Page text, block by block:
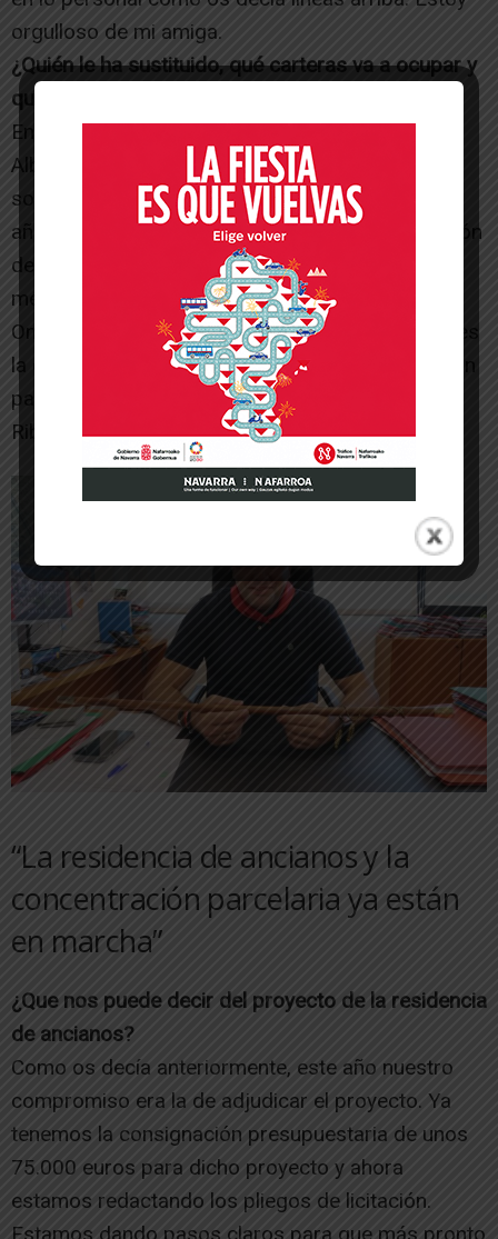
orgulloso de mi amiga.
¿Quién le ha sustituido, qué carteras va a ocupar y
qué destacaría de este nuevo concejal?
En el puesto 10 de la lista nos acompañaba
Alberto Orta, compañero de la agrupación
socialista de Ribaforada desde hace ya muchos
años y que esta vez ha tenido las ganas y la ilusión
de tomar posesión como concejal. Alberto es
médico, concretamente especializado en
Oncología Medica y por supuesto su concejalía es
la de salud. Tiene ganas, proyecto y mucha ilusión
para mejorar los servicios sanitarios en
Ribaforada y en nuestra área de Salud.
“La residencia de ancianos y la
concentración parcelaria ya están
en marcha”
¿Que nos puede decir del proyecto de la residencia
de ancianos?
Como os decía anteriormente, este año nuestro
compromiso era la de adjudicar el proyecto. Ya
tenemos la consignación presupuestaria de unos
75.000 euros para dicho proyecto y ahora
estamos redactando los pliegos de licitación.